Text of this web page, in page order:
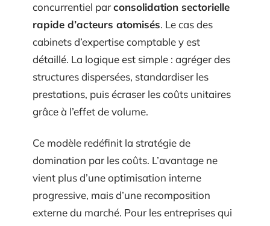
concurrentiel parconsolidation sectorielle
rapide d’acteurs atomisés. Le cas des
cabinets d’expertise comptable y est
détaillé. La logique est simple : agréger des
structures dispersées, standardiser les
prestations, puis écraser les coûts unitaires
grâce à l’effet de volume.
Ce modèle redéfinit la stratégie de
domination par les coûts. L’avantage ne
vient plus d’une optimisation interne
progressive, mais d’une recomposition
externe du marché. Pour les entreprises qui